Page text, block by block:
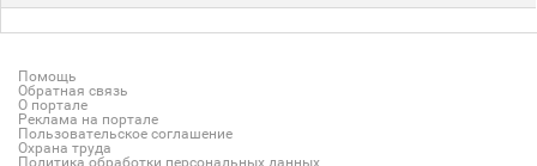
Помощь
Обратная связь
О портале
Реклама на портале
Пользовательское соглашение
Охрана труда
Политика обработки персональных данных